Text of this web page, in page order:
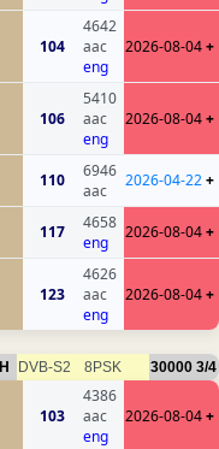
104
4642
aac
eng
2026-08-04+
106
5410
aac
eng
2026-08-04+
110
6946
aac
2026-04-22+
117
4658
eng
2026-08-04+
123
4626
aac
eng
2026-08-04+
H DVB-S2 8PSK 30000 3/4
103
4386
aac
eng
2026-08-04+